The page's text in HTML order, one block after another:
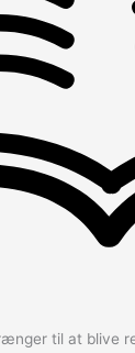
til at blive